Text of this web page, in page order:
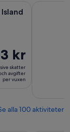
kr
skatter
avgifter
per vuxen
alla 100 aktiviteter